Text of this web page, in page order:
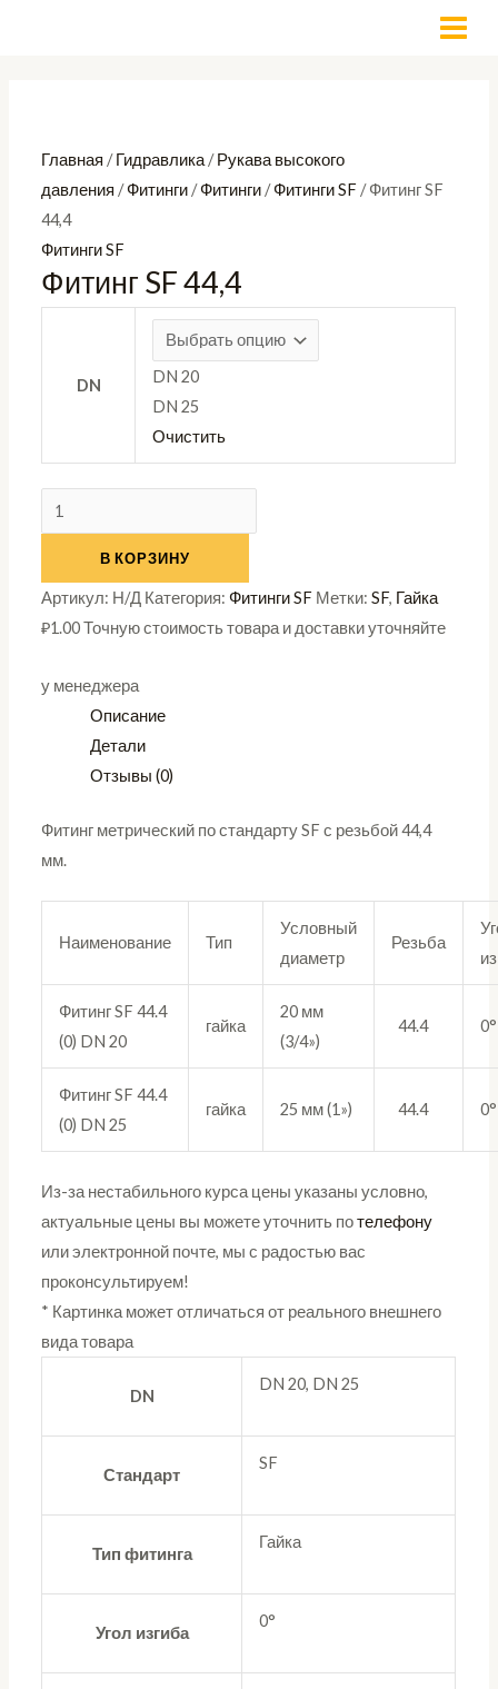
Главная /Гидравлика /Рукава высокого
давления /Фитинги /Фитинги /Фитинги SF / Фитинг SF
44,4
Фитинги SF
Фитинг SF 44,4
DN
DN 20
DN 25
Очистить
В КОРЗИНУ
Артикул: Н/Д Категория:Фитинги SF Метки:SF, Гайка
₽1.00Точную стоимость товара и доставки уточняйте
у менеджера
Описание
Детали
Отзывы (0)
Фитинг метрический по стандарту SF с резьбой 44,4
мм.
Наименование Тип
Условный
диаметр
Резьба
Фитинг SF 44.4
(0) DN 20
гайка
20 мм
(3/4»)
44.4 0°
Фитинг SF 44.4
(0) DN 25
гайка 25 мм (1») 44.4 0°
Из-за нестабильного курса цены указаны условно,
актуальные цены вы можете уточнить потелефону
или электронной почте, мы с радостью вас
проконсультируем!
* Картинка может отличаться от реального внешнего
вида товара
DN
DN 20, DN 25
Стандарт
SF
Тип фитинга
Гайка
Угол изгиба
0°